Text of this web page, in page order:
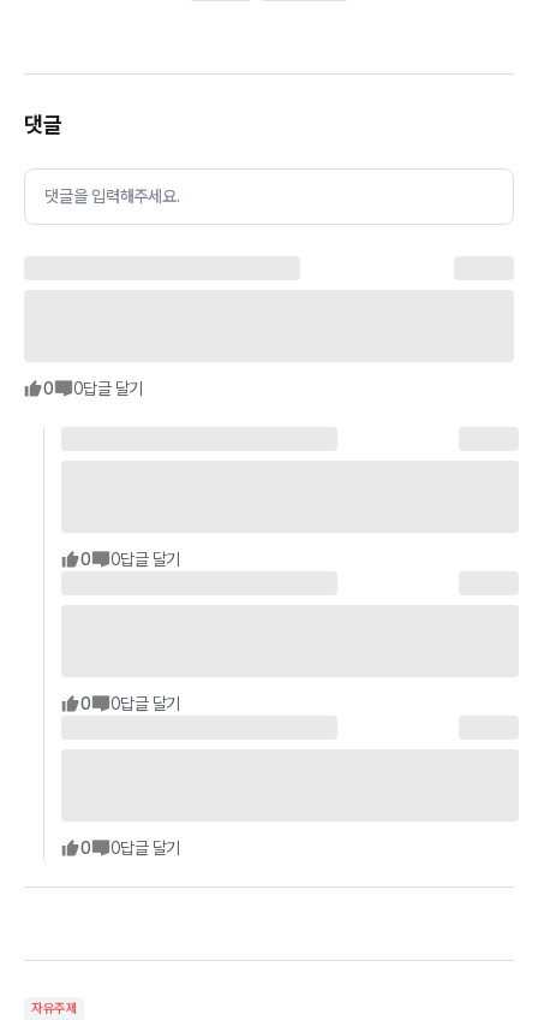
댓글
댓글을 입력해주세요.
0 0답글 달기
0 0답글 달기
0 0답글 달기
0 0답글 달기
자유주제